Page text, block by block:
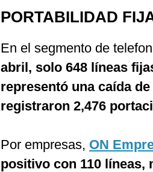
PORTABILIDAD
En el segmento de
abril, solo 648 líneas
representó una caída
registraron 2,476
Por empresas, ON
positivo con 110 líneas,